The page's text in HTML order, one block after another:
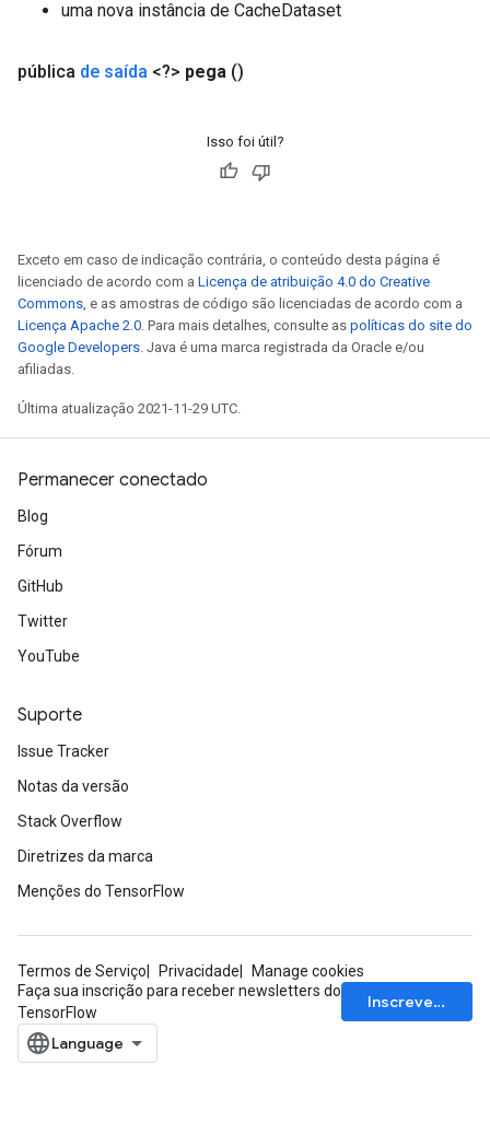
uma nova instância de CacheDataset
pública de saída <?> pega ()
Isso foi útil?
Exceto em caso de indicação contrária, o conteúdo desta página é
licenciado de acordo com a Licença de atribuição 4.0 do Creative
Commons, e as amostras de código são licenciadas de acordo com a
Licença Apache 2.0. Para mais detalhes, consulte as políticas do site do
Google Developers. Java é uma marca registrada da Oracle e/ou
afiliadas.
Última atualização 2021-11-29 UTC.
Permanecer conectado
Blog
Fórum
GitHub
Twitter
YouTube
Suporte
Issue Tracker
Notas da versão
Stack Overflow
Diretrizes da marca
Menções do TensorFlow
Termos de Serviço Privacidade
Manage cookies
Faça sua inscrição para receber newsletters do
TensorFlow
Inscrever-se